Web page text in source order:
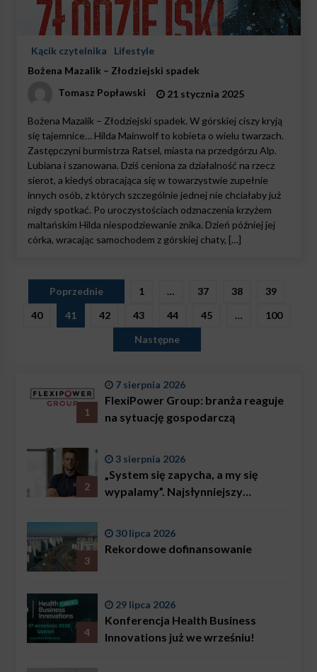
Kącik czytelnika
Lifestyle
Bożena Mazalik – Złodziejski spadek
Tomasz Popławski
21 stycznia 2025
Bożena Mazalik – Złodziejski spadek. W górskiej ciszy kryją
się tajemnice… Hilda Mainwolf to kobieta o wielu twarzach.
Zastępczyni burmistrza Ratsel, miasta na przedgórzu Alp.
Lubiana i szanowana. Dziś ceniona za działalność na rzecz
sierot, a kiedyś obracająca się w towarzystwie zupełnie
innych osób, z których szczególnie jednej nie chciałaby już
nigdy spotkać. Po uroczystościach odznaczenia krzyżem
maltańskim Hilda niespodziewanie znika. Dzień później jej
córka, wracając samochodem z górskiej chaty, […]
Stronicowanie
wpisów
Poprzednie 1 … 37 38
39
40
41 42 43 44 45 …
100
Następne
1
7 sierpnia 2026
FlexiPower Group: branża reaguje
na sytuację gospodarczą
2
3 sierpnia 2026
„System się zapycha, a my się
wypalamy”. Najsłynniejszy
problemem są nie tylko choroby
3
30 lipca 2026
Rekordowe dofinansowanie
4
29 lipca 2026
Konferencja Health Business
Innovations już we wrześniu!